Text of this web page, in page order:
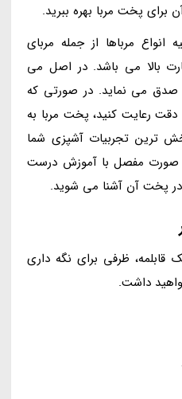
پخت مربا بهره ببرید.
انواع مرباها از جمله مربای
بالا می باشد. در اصل می
می نماید. در صورتی که
رعایت کنید، پخت مربا به
ترین تجربیات آشپزی شما
صورت مفصل با آموزش درست
در پخت آن آشنا می شوید.
قابلمه، ظرفی برای نگه داری